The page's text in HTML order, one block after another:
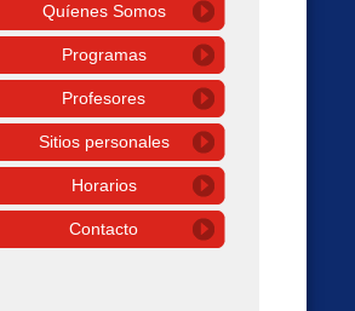
Quíenes Somos
Programas
Profesores
Sitios personales
Horarios
Contacto